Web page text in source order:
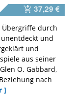
37,29 €
durch
und
und
aus seiner
O. Gabbard,
nach
]